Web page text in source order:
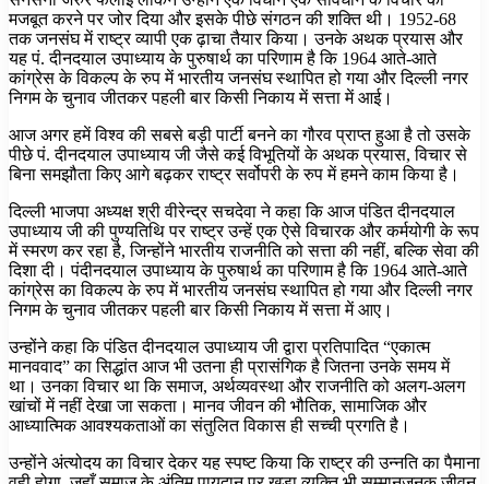
मजबूत करने पर जोर दिया और इसके पीछे संगठन की शक्ति थी। 1952-68
तक जनसंघ में राष्ट्र व्यापी एक ढ़ाचा तैयार किया। उनके अथक प्रयास और
यह पं. दीनदयाल उपाध्याय के पुरुषार्थ का परिणाम है कि 1964 आते-आते
कांग्रेस के विकल्प के रुप में भारतीय जनसंघ स्थापित हो गया और दिल्ली नगर
निगम के चुनाव जीतकर पहली बार किसी निकाय में सत्ता में आई।
आज अगर हमें विश्व की सबसे बड़ी पार्टी बनने का गौरव प्राप्त हुआ है तो उसके
पीछे पं. दीनदयाल उपाध्याय जी जैसे कई विभूतियों के अथक प्रयास, विचार से
बिना समझौता किए आगे बढ़कर राष्ट्र सर्वोपरी के रुप में हमने काम किया है।
दिल्ली भाजपा अध्यक्ष श्री वीरेन्द्र सचदेवा ने कहा कि आज पंडित दीनदयाल
उपाध्याय जी की पुण्यतिथि पर राष्ट्र उन्हें एक ऐसे विचारक और कर्मयोगी के रूप
में स्मरण कर रहा है, जिन्होंने भारतीय राजनीति को सत्ता की नहीं, बल्कि सेवा की
दिशा दी। पंदीनदयाल उपाध्याय के पुरुषार्थ का परिणाम है कि 1964 आते-आते
कांग्रेस का विकल्प के रुप में भारतीय जनसंघ स्थापित हो गया और दिल्ली नगर
निगम के चुनाव जीतकर पहली बार किसी निकाय में सत्ता में आए।
उन्होंने कहा कि पंडित दीनदयाल उपाध्याय जी द्वारा प्रतिपादित “एकात्म
मानववाद” का सिद्धांत आज भी उतना ही प्रासंगिक है जितना उनके समय में
था। उनका विचार था कि समाज, अर्थव्यवस्था और राजनीति को अलग-अलग
खांचों में नहीं देखा जा सकता। मानव जीवन की भौतिक, सामाजिक और
आध्यात्मिक आवश्यकताओं का संतुलित विकास ही सच्ची प्रगति है।
उन्होंने अंत्योदय का विचार देकर यह स्पष्ट किया कि राष्ट्र की उन्नति का पैमाना